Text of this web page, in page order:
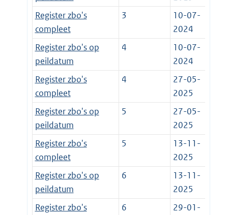
Register zbo's
compleet
3
10-07-
2024
Register zbo's op
peildatum
4
10-07-
2024
Register zbo's
compleet
4
27-05-
2025
Register zbo's op
peildatum
5
27-05-
2025
Register zbo's
compleet
5
13-11-
2025
Register zbo's op
peildatum
6
13-11-
2025
Register zbo's
6
29-01-